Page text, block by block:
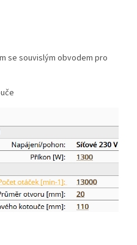
se souvislým obvodem pro